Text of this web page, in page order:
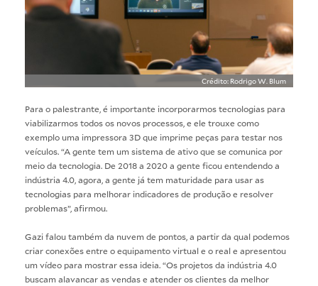
Crédito: Rodrigo W. Blum
Para o palestrante, é importante incorporarmos tecnologias para
viabilizarmos todos os novos processos, e ele trouxe como
exemplo uma impressora 3D que imprime peças para testar nos
veículos. “A gente tem um sistema de ativo que se comunica por
meio da tecnologia. De 2018 a 2020 a gente ficou entendendo a
indústria 4.0, agora, a gente já tem maturidade para usar as
tecnologias para melhorar indicadores de produção e resolver
problemas”, afirmou.
Gazi falou também da nuvem de pontos, a partir da qual podemos
criar conexões entre o equipamento virtual e o real e apresentou
um vídeo para mostrar essa ideia. “Os projetos da indústria 4.0
buscam alavancar as vendas e atender os clientes da melhor